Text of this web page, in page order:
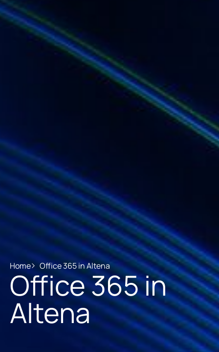
Home Office 365 in Altena
Office 365 in
Altena